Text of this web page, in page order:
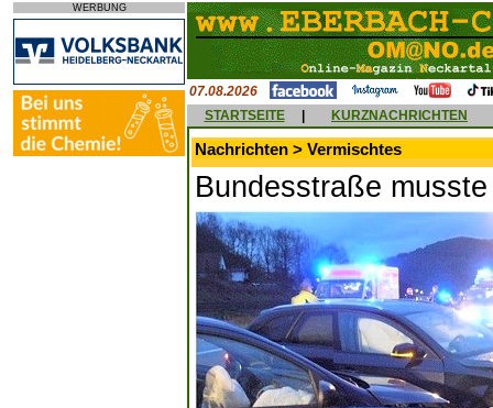
WERBUNG
07.08.2026
STARTSEITE
KURZNACHRICHTEN
Nachrichten > Vermischtes
Bundesstraße